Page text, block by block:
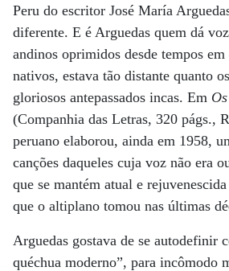
Peru do escritor José María
diferente. E é Arguedas quem dá
andinos oprimidos desde tempos
nativos, estava tão distante quanto
gloriosos antepassados incas. Em
(Companhia das Letras, 320 págs.,
peruano elaborou, ainda em 1958,
canções daqueles cuja voz não era
que se mantém atual e
que o altiplano tomou nas últimas
Arguedas gostava de se autodefinir
quéchua moderno”, para incômodo